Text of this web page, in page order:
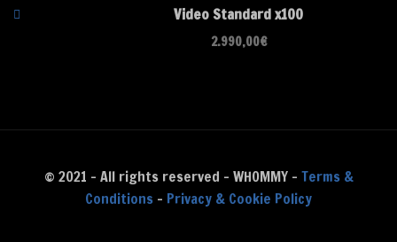
Video Standard x100
2.990,00€
© 2021 - All rights reserved - WHOMMY - Terms &
Conditions - Privacy & Cookie Policy